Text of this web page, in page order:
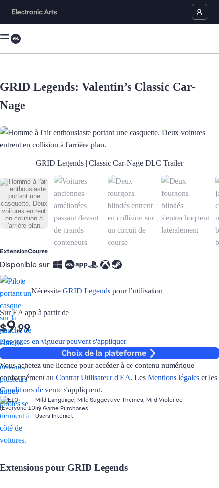
GRID Legends: Valentin’s Classic Car-
Nage
Homme à l'air enthousiaste portant une casquette. Deux voitures
GRID Legends | Classic Car-Nage DLC Trailer
ExtensionCourse
Disponible sur
Nécessite GRID Legends pour l’utilisation.
Sur EA app à partir de
$9.99
Des taxes en vigueur peuvent s'appliquer
Choix de la plateforme
Vous achetez une licence pour accéder à ce contenu numérique
conformément au Contrat Utilisateur d'EA. Les Mentions légales et les
Conditions de vente s'appliquent.
Mild Language, Mild Suggestive Themes, Mild Violence
In-Game Purchases
Users Interact
Extensions pour GRID Legends